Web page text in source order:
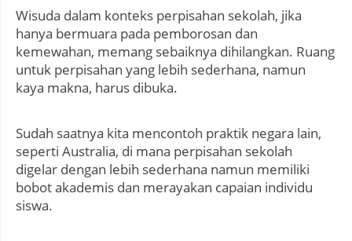
Wisuda dalam konteks perpisahan sekolah, jika
hanya bermuara pada pemborosan dan
kemewahan, memang sebaiknya dihilangkan. Ruang
untuk perpisahan yang lebih sederhana, namun
kaya makna, harus dibuka.
Sudah saatnya kita mencontoh praktik negara lain,
seperti Australia, di mana perpisahan sekolah
digelar dengan lebih sederhana namun memiliki
bobot akademis dan merayakan capaian individu
siswa.